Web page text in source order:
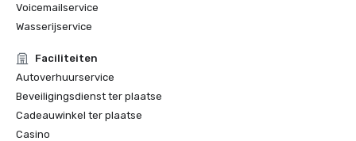
Voicemailservice
Wasserijservice
Faciliteiten
Autoverhuurservice
Beveiligingsdienst ter plaatse
Cadeauwinkel ter plaatse
Casino